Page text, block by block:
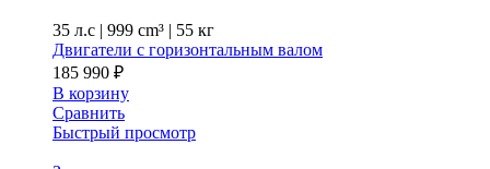
35 л.с | 999 cm³ | 55 кг
Двигатели с горизонтальным валом
185 990 ₽
В корзину
Сравнить
Быстрый просмотр